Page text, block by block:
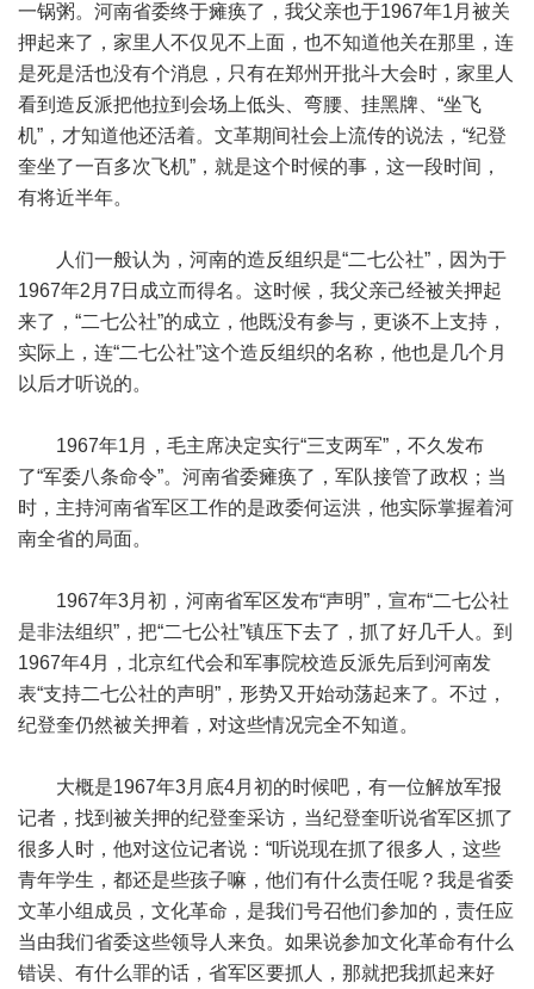
一锅粥。河南省委终于瘫痪了，我父亲也于1967年1月被关
押起来了，家里人不仅见不上面，也不知道他关在那里，连
是死是活也没有个消息，只有在郑州开批斗大会时，家里人
看到造反派把他拉到会场上低头、弯腰、挂黑牌、“坐飞
机”，才知道他还活着。文革期间社会上流传的说法，“纪登
奎坐了一百多次飞机”，就是这个时候的事，这一段时间，
有将近半年。
人们一般认为，河南的造反组织是“二七公社”，因为于
1967年2月7日成立而得名。这时候，我父亲己经被关押起
来了，“二七公社”的成立，他既没有参与，更谈不上支持，
实际上，连“二七公社”这个造反组织的名称，他也是几个月
以后才听说的。
1967年1月，毛主席决定实行“三支两军”，不久发布
了“军委八条命令”。河南省委瘫痪了，军队接管了政权；当
时，主持河南省军区工作的是政委何运洪，他实际掌握着河
南全省的局面。
1967年3月初，河南省军区发布“声明”，宣布“二七公社
是非法组织”，把“二七公社”镇压下去了，抓了好几千人。到
1967年4月，北京红代会和军事院校造反派先后到河南发
表“支持二七公社的声明”，形势又开始动荡起来了。不过，
纪登奎仍然被关押着，对这些情况完全不知道。
大概是1967年3月底4月初的时候吧，有一位解放军报
记者，找到被关押的纪登奎采访，当纪登奎听说省军区抓了
很多人时，他对这位记者说：“听说现在抓了很多人，这些
青年学生，都还是些孩子嘛，他们有什么责任呢？我是省委
文革小组成员，文化革命，是我们号召他们参加的，责任应
当由我们省委这些领导人来负。如果说参加文化革命有什么
错误、有什么罪的话，省军区要抓人，那就把我抓起来好